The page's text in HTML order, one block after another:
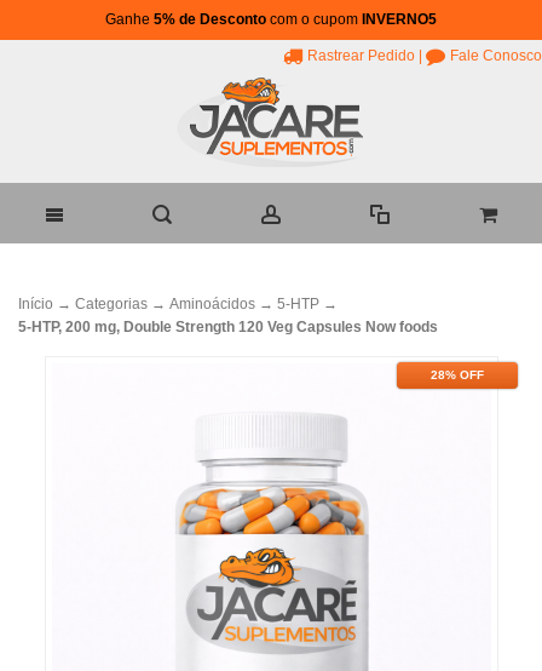
Ganhe 5% de Desconto com o cupom INVERNO5
Rastrear Pedido Fale Conosco
Início → Categorias → Aminoácidos → 5-HTP →
5-HTP, 200 mg, Double Strength 120 Veg Capsules Now foods
28% OFF